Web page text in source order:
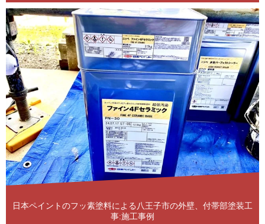
日本ペイントのフッ素塗料による八王子市の外壁、付帯部塗装工
事:施工事例